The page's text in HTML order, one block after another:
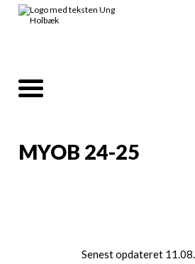
MYOB 24-25
Senest opdateret